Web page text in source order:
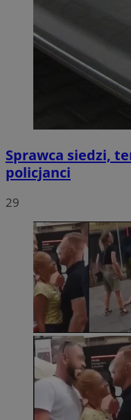
Sprawca siedzi,
policjanci
29